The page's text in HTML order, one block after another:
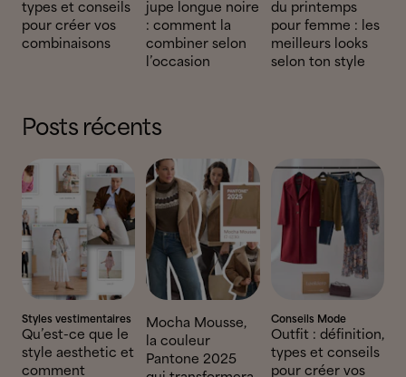
types et conseils
pour créer vos
combinaisons
jupe longue noire
: comment la
combiner selon
l’occasion
du printemps
pour femme : les
meilleurs looks
selon ton style
Posts récents
Styles vestimentaires
Qu’est-ce que le
style aesthetic et
comment
Mocha Mousse,
la couleur
Pantone 2025
Conseils Mode
Outfit : définition,
types et conseils
pour créer vos